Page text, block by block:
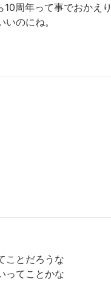
周年って事でおかえ
のにね。
ことだろうな
ってことかな